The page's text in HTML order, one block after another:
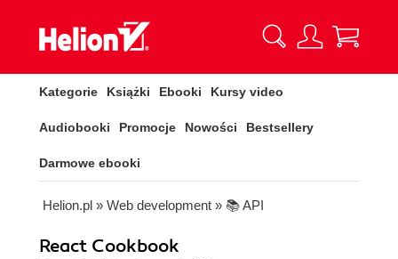
Kategorie Książki Ebooki Kursy video
Audiobooki Promocje Nowości Bestsellery
Darmowe ebooki
Helion.pl » Web development » 📚 API
React Cookbook